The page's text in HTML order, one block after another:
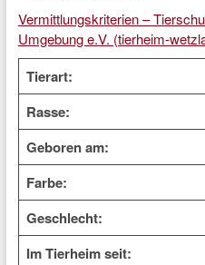
Vermittlungskriterien –
Umgebung e.V. (tierheim-
Tierart:
Rasse:
Geboren am:
Farbe:
Geschlecht:
Im Tierheim seit: